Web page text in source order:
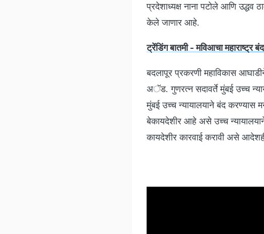
प्रदेशाध्यक्ष नाना पटोले आणि उद्धव
केले जाणार आहे.
ट्रेंडिंग बातमी - मविआचा महाराष्ट्र
बदलापूर प्रकरणी महाविकास
अॅड. गुणरत्न सदावर्ते मुंबई उच्च
मुंबई उच्च न्यायालयाने बंद करण्यास
बेकायदेशीर आहे असे उच्च
कायदेशीर कारवाई करावी असे